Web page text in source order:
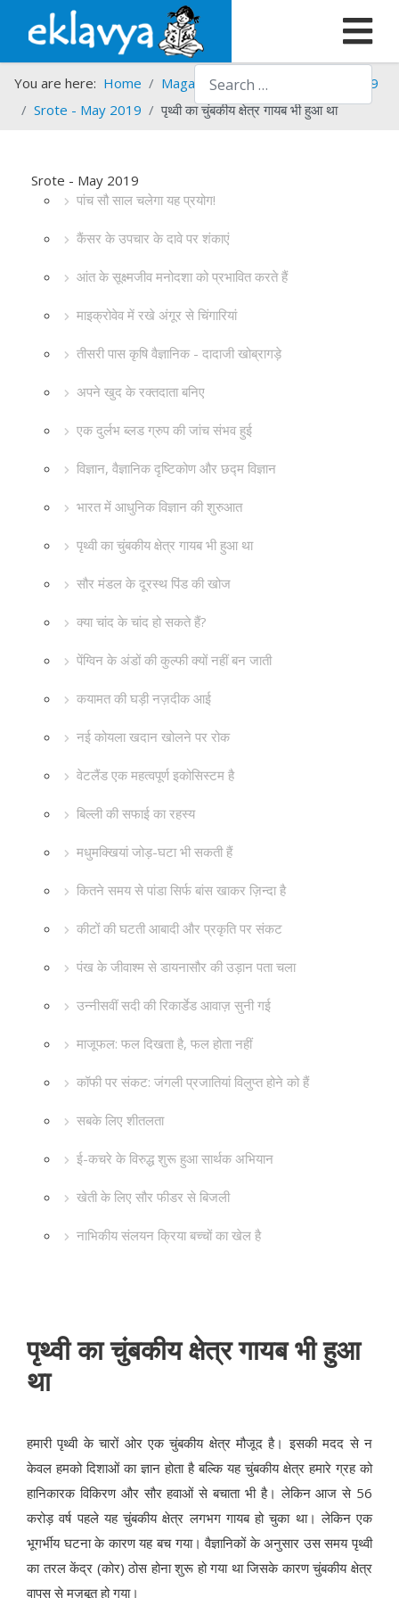
Search
You are here: Home Magazines Srote
Srote - 2019
Srote - May 2019
पृथ्वी का चुंबकीय क्षेत्र गायब भी हुआ था
Srote - May 2019
पांच सौ साल चलेगा यह प्रयोग!
कैंसर के उपचार के दावे पर शंकाएं
आंत के सूक्ष्मजीव मनोदशा को प्रभावित करते हैं
माइक्रोवेव में रखे अंगूर से चिंगारियां
तीसरी पास कृषि वैज्ञानिक - दादाजी खोब्रागड़े
अपने खुद के रक्तदाता बनिए
एक दुर्लभ ब्लड ग्रुप की जांच संभव हुई
विज्ञान, वैज्ञानिक दृष्टिकोण और छद्म विज्ञान
भारत में आधुनिक विज्ञान की शुरुआत
पृथ्वी का चुंबकीय क्षेत्र गायब भी हुआ था
सौर मंडल के दूरस्थ पिंड की खोज
क्या चांद के चांद हो सकते हैं?
पेंग्विन के अंडों की कुल्फी क्यों नहीं बन जाती
कयामत की घड़ी नज़दीक आई
नई कोयला खदान खोलने पर रोक
वेटलैंड एक महत्वपूर्ण इकोसिस्टम है
बिल्ली की सफाई का रहस्य
मधुमक्खियां जोड़-घटा भी सकती हैं
कितने समय से पांडा सिर्फ बांस खाकर ज़िन्दा है
कीटों की घटती आबादी और प्रकृति पर संकट
पंख के जीवाश्म से डायनासौर की उड़ान पता चला
उन्नीसवीं सदी की रिकार्डेड आवाज़ सुनी गई
माजूफल: फल दिखता है, फल होता नहीं
कॉफी पर संकट: जंगली प्रजातियां विलुप्त होने को हैं
सबके लिए शीतलता
ई-कचरे के विरुद्ध शुरू हुआ सार्थक अभियान
खेती के लिए सौर फीडर से बिजली
नाभिकीय संलयन क्रिया बच्चों का खेल है
पृथ्वी का चुंबकीय क्षेत्र गायब भी हुआ
था
हमारी पृथ्वी के चारों ओर एक चुंबकीय क्षेत्र मौजूद है। इसकी मदद से न
केवल हमको दिशाओं का ज्ञान होता है बल्कि यह चुंबकीय क्षेत्र हमारे ग्रह को
हानिकारक विकिरण और सौर हवाओं से बचाता भी है। लेकिन आज से 56
करोड़ वर्ष पहले यह चुंबकीय क्षेत्र लगभग गायब हो चुका था। लेकिन एक
भूगर्भीय घटना के कारण यह बच गया। वैज्ञानिकों के अनुसार उस समय पृथ्वी
का तरल केंद्र (कोर) ठोस होना शुरू हो गया था जिसके कारण चुंबकीय क्षेत्र
वापस से मज़बूत हो गया।